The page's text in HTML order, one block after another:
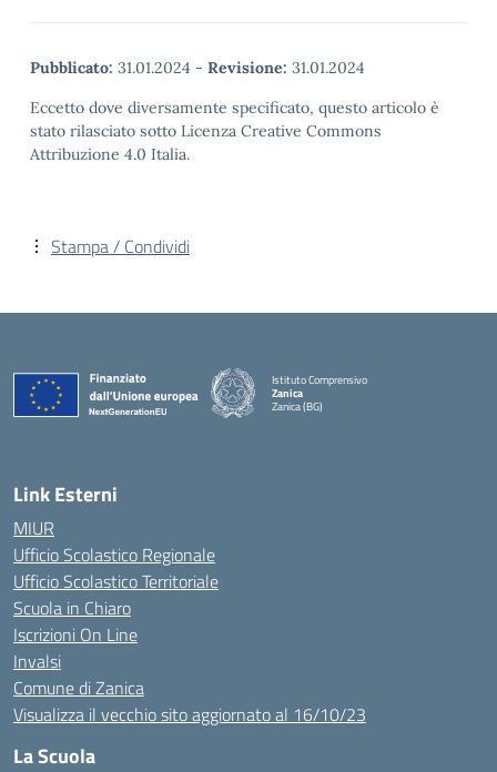
Pubblicato: 31.01.2024 - Revisione: 31.01.2024
Eccetto dove diversamente specificato, questo articolo è
stato rilasciato sotto Licenza Creative Commons
Attribuzione 4.0 Italia.
Stampa / Condividi
Istituto Comprensivo
Zanica
Zanica (BG)
Link Esterni
MIUR
Ufficio Scolastico Regionale
Ufficio Scolastico Territoriale
Scuola in Chiaro
Iscrizioni On Line
Invalsi
Comune di Zanica
Visualizza il vecchio sito aggiornato al 16/10/23
La Scuola